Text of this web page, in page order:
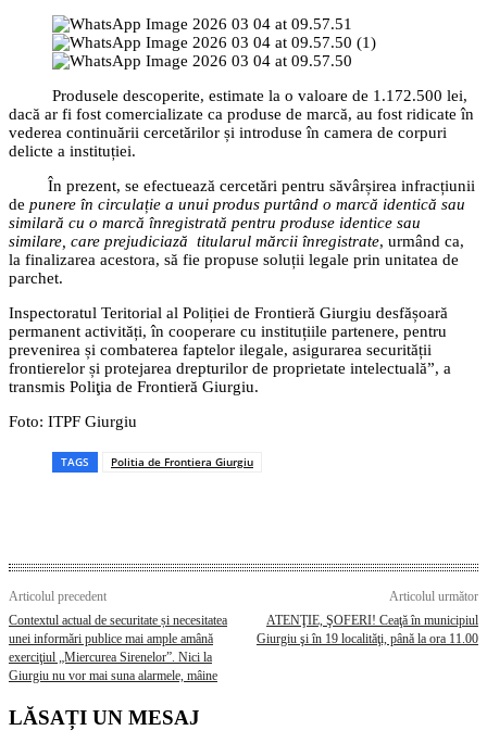
Produsele descoperite, estimate la o valoare de 1.172.500 lei,
dacă ar fi fost comercializate ca produse de marcă, au fost ridicate în
vederea continuării cercetărilor și introduse în camera de corpuri
delicte a instituției.
În prezent, se efectuează cercetări pentru săvârșirea infracțiunii
de punere în circulație a unui produs purtând o marcă identică sau
similară cu o marcă înregistrată pentru produse identice sau
similare, care prejudiciază titularul mărcii înregistrate, urmând ca,
la finalizarea acestora, să fie propuse soluții legale prin unitatea de
parchet.
Inspectoratul Teritorial al Poliției de Frontieră Giurgiu desfășoară
permanent activități, în cooperare cu instituțiile partenere, pentru
prevenirea și combaterea faptelor ilegale, asigurarea securității
frontierelor și protejarea drepturilor de proprietate intelectuală”, a
transmis Poliţia de Frontieră Giurgiu.
Foto: ITPF Giurgiu
TAGS Politia de Frontiera Giurgiu
Articolul precedent
Contextul actual de securitate și necesitatea
unei informări publice mai ample amână
exerciţiul „Miercurea Sirenelor”. Nici la
Giurgiu nu vor mai suna alarmele, mâine
Articolul următor
ATENŢIE, ŞOFERI! Ceaţă în municipiul
Giurgiu şi în 19 localităţi, până la ora 11.00
LĂSAȚI UN MESAJ